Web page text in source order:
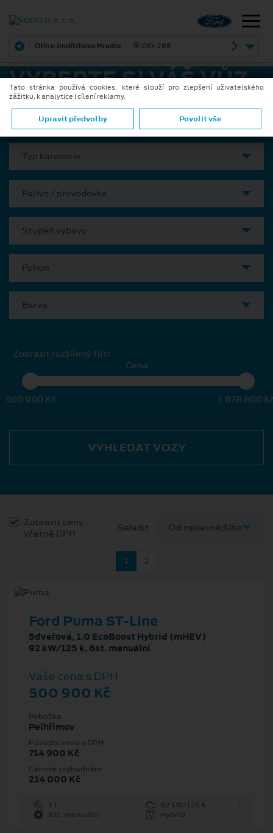
Otín u Jindřichova Hradce Otín 288
VYBERTE SI VÁŠ VŮZ
Model
Typ karoserie
Palivo / převodovka
Stupeň výbavy
Pohon
Barva
Zobrazit rozšířený filtr
Cena
500 900 Kč 1 878 800
VYHLEDAT VOZY
Zobrazit ceny
včetně DPH
Seřadit
1 2
Ford Puma ST-Line
5dveřová, 1.0 EcoBoost Hybrid (mHEV)
92 kW/125 k, 6st. manuální
Vaše cena s DPH
500 900 Kč
Pobočka
Pelhřimov
Původní cena s DPH
714 900 Kč
Cenové zvýhodnění
214 000 Kč
1 l
92 kW/125 k
6st. manuální
Hybrid
Tato stránka používá cookies, které slouží pro zlepšení uživatelského
zážitku, k analytice i cílení reklamy.
Upravit předvolby Povolit vše